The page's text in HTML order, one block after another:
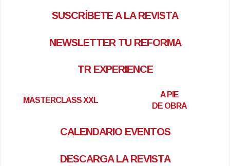
SUSCRÍBETE A LA REVISTA
NEWSLETTER TU REFORMA
TR EXPERIENCE
MASTERCLASS XXL
A PIE
DE OBRA
CALENDARIO EVENTOS
DESCARGA LA REVISTA